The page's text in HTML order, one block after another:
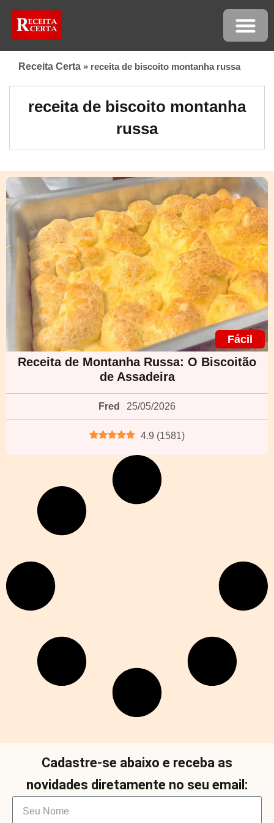
Receita Certa » receita de biscoito montanha russa
receita de biscoito montanha
russa
Fácil
Receita de Montanha Russa: O Biscoitão
de Assadeira
Fred 25/05/2026
4.9 (1581)
Cadastre-se abaixo e receba as
novidades diretamente no seu email: